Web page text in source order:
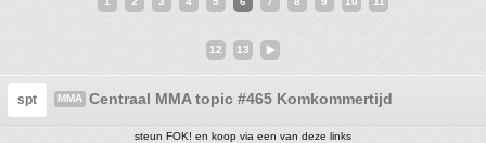
12 13
spt MMA Centraal MMA topic #465 Komkommertijd
steun FOK! en koop via een van deze links